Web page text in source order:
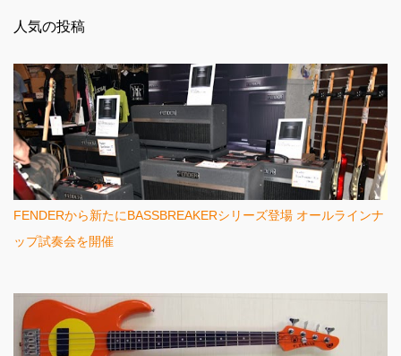
ト
人気の投稿
FENDERから新たにBASSBREAKERシリーズ登場 オールラインナ
ップ試奏会を開催